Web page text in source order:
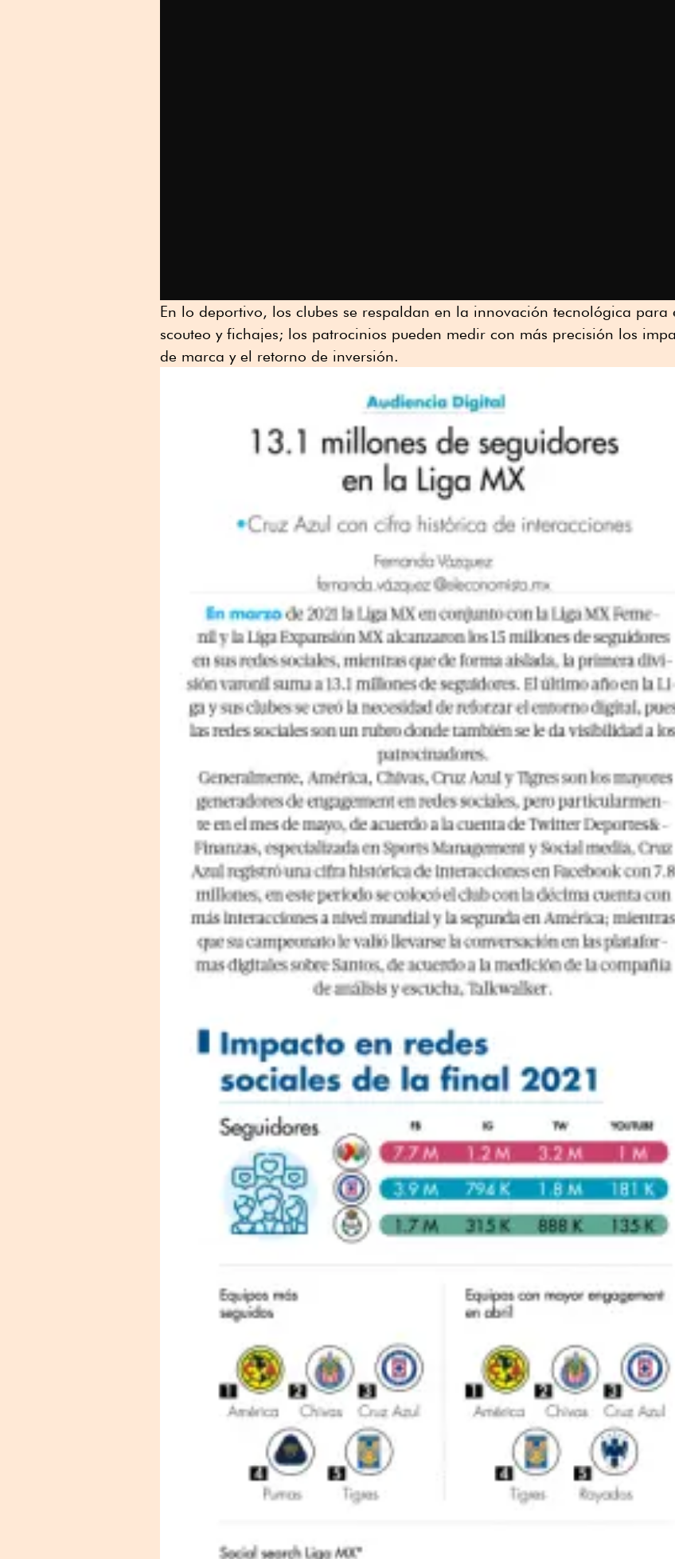
En lo deportivo, los clubes se respaldan en la innovación tecnológica para
scouteo y fichajes; los patrocinios pueden medir con más precisión los
de marca y el retorno de inversión.